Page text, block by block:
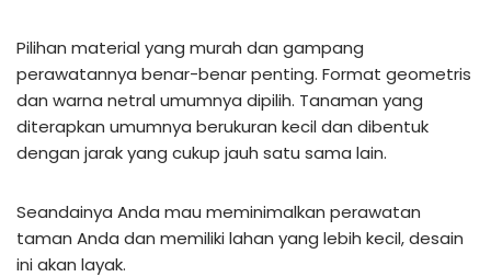
Pilihan material yang murah dan gampang
perawatannya benar-benar penting. Format geometris
dan warna netral umumnya dipilih. Tanaman yang
diterapkan umumnya berukuran kecil dan dibentuk
dengan jarak yang cukup jauh satu sama lain.
Seandainya Anda mau meminimalkan perawatan
taman Anda dan memiliki lahan yang lebih kecil, desain
ini akan layak.